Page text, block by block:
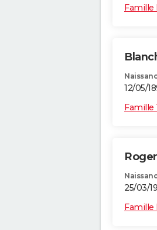
Famille
12/05/
Famille
25/03/
Famille